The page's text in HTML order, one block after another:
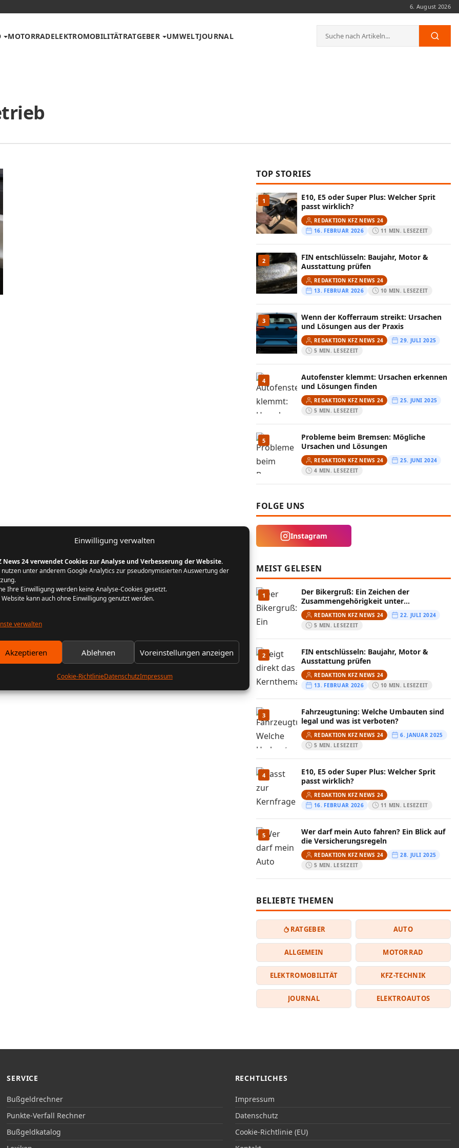
Einwilligung verwalten
News 24 verwendet Cookies zur Analyse und Verbesserung der Website.
nutzen unter anderem Google Analytics zur pseudonymisierten Auswertung der
Ihre Einwilligung werden keine Analyse-Cookies gesetzt.
Website kann auch ohne Einwilligung genutzt werden.
verwalten
Akzeptieren Ablehnen Voreinstellungen anzeigen
Cookie-RichtlinieDatenschutzImpressum
6. August 2026
MOTORRADELEKTROMOBILITÄTRATGEBER UMWELTJOURNAL
Suche
nach:
TOP STORIES
1
E10, E5 oder Super Plus: Welcher Sprit
passt wirklich?
REDAKTION KFZ NEWS 24
16. FEBRUAR 2026
11 MIN. LESEZEIT
2
FIN entschlüsseln: Baujahr, Motor &
Ausstattung prüfen
REDAKTION KFZ NEWS 24
13. FEBRUAR 2026
10 MIN. LESEZEIT
3
Wenn der Kofferraum streikt: Ursachen
und Lösungen aus der Praxis
REDAKTION KFZ NEWS 24
29. JULI 2025
5 MIN. LESEZEIT
4
Autofenster klemmt: Ursachen erkennen
und Lösungen finden
REDAKTION KFZ NEWS 24
25. JUNI 2025
5 MIN. LESEZEIT
5
Probleme beim Bremsen: Mögliche
Ursachen und Lösungen
REDAKTION KFZ NEWS 24
25. JUNI 2024
4 MIN. LESEZEIT
FOLGE UNS
Instagram
MEIST GELESEN
1
Der Bikergruß: Ein Zeichen der
Zusammengehörigkeit unter
Motorradfahrern
REDAKTION KFZ NEWS 24
22. JULI 2024
5 MIN. LESEZEIT
2
FIN entschlüsseln: Baujahr, Motor &
Ausstattung prüfen
REDAKTION KFZ NEWS 24
13. FEBRUAR 2026
10 MIN. LESEZEIT
3
Fahrzeugtuning: Welche Umbauten sind
legal und was ist verboten?
REDAKTION KFZ NEWS 24
6. JANUAR 2025
5 MIN. LESEZEIT
4
E10, E5 oder Super Plus: Welcher Sprit
passt wirklich?
REDAKTION KFZ NEWS 24
16. FEBRUAR 2026
11 MIN. LESEZEIT
5
Wer darf mein Auto fahren? Ein Blick auf
die Versicherungsregeln
REDAKTION KFZ NEWS 24
28. JULI 2025
5 MIN. LESEZEIT
BELIEBTE THEMEN
RATGEBER AUTO
ALLGEMEIN MOTORRAD
ELEKTROMOBILITÄT KFZ-TECHNIK
JOURNAL ELEKTROAUTOS
SERVICE
Bußgeldrechner
Punkte-Verfall Rechner
Bußgeldkatalog
RECHTLICHES
Impressum
Datenschutz
Cookie-Richtlinie (EU)